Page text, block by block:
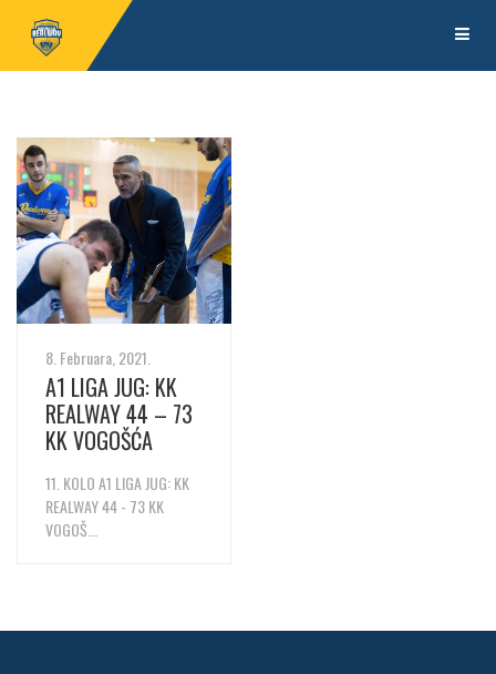
8. Februara, 2021.
A1 LIGA JUG: KK
REALWAY 44 – 73
KK VOGOŠĆA
11. KOLO A1 LIGA JUG: KK
REALWAY 44 - 73 KK
VOGOŠ...